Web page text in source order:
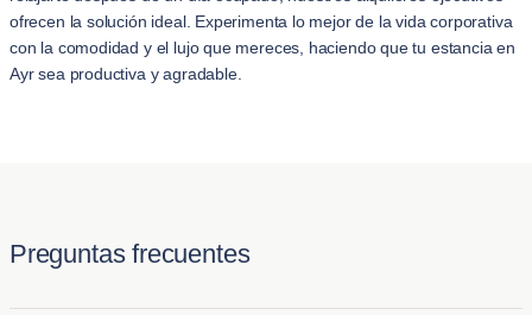
ofrecen la solución ideal. Experimenta lo mejor de la vida corporativa
con la comodidad y el lujo que mereces, haciendo que tu estancia en
Ayr sea productiva y agradable.
Preguntas frecuentes